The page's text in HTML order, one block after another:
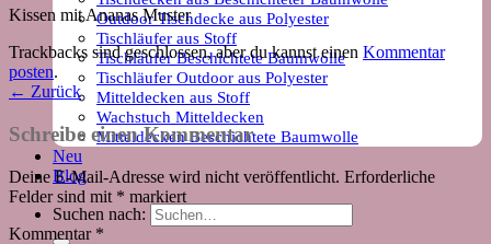
Outdoor Tischdecke aus Polyester
Tischläufer aus Stoff
Tischläufer Beschichtete Baumwolle
Tischläufer Outdoor aus Polyester
Mitteldecken aus Stoff
Wachstuch Mitteldecken
Mitteldecken Beschichtete Baumwolle
Neu
Blog
Suchen nach:
Kissen mit Ananas Muster
Trackbacks sind geschlossen, aber du kannst einen Kommentar
posten.
← Zurück
Schreibe einen Kommentar
Deine E-Mail-Adresse wird nicht veröffentlicht. Erforderliche
Felder sind mit * markiert
Kommentar *